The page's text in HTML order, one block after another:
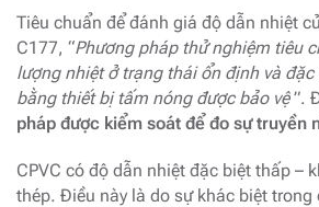
Tiêu chuẩn để đánh giá độ dẫn nhiệt
C177, “Phương pháp thử nghiệm tiêu
lượng nhiệt ở trạng thái ổn định và
bằng thiết bị tấm nóng được bảo vệ”.
pháp được kiểm soát để đo sự truyền
CPVC có độ dẫn nhiệt đặc biệt thấp –
thép. Điều này là do sự khác biệt trong